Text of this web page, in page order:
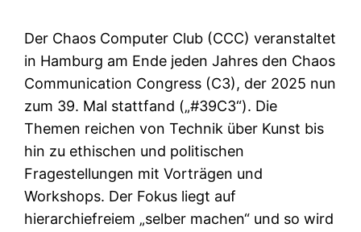
Der Chaos Computer Club (CCC) veranstaltet
in Hamburg am Ende jeden Jahres den Chaos
Communication Congress (C3), der 2025 nun
zum 39. Mal stattfand („#39C3“). Die
Themen reichen von Technik über Kunst bis
hin zu ethischen und politischen
Fragestellungen mit Vorträgen und
Workshops. Der Fokus liegt auf
hierarchiefreiem „selber machen“ und so wird